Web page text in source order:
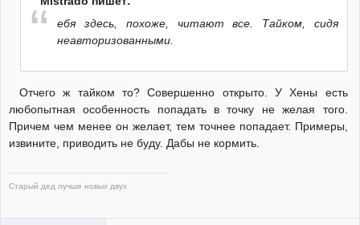
ебя здесь, похоже, читают все. Тайком, сидя
неавторизованными.
Отчего ж тайком то? Совершенно открыто. У Хены есть
любопытная особенность попадать в точку не желая того.
Причем чем менее он желает, тем точнее попадает. Примеры,
извините, приводить не буду. Дабы не кормить.
Старый дед лучше новых двух